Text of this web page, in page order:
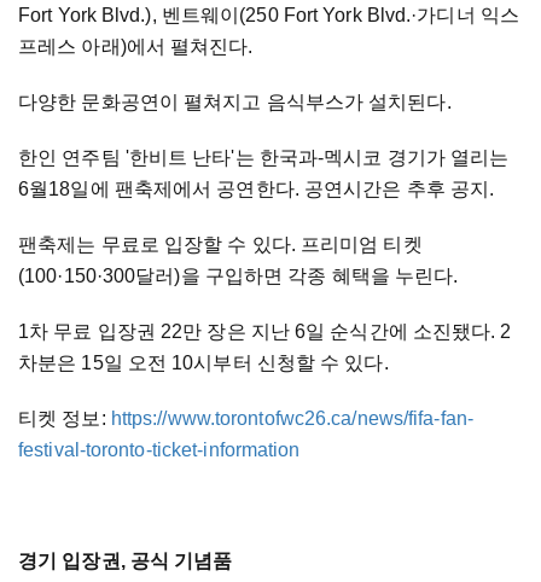
Fort York Blvd.), 벤트웨이(250 Fort York Blvd.·가디너 익스
프레스 아래)에서 펼쳐진다.
다양한 문화공연이 펼쳐지고 음식부스가 설치된다.
한인 연주팀 '한비트 난타'는 한국과-멕시코 경기가 열리는
6월18일에 팬축제에서 공연한다. 공연시간은 추후 공지.
팬축제는 무료로 입장할 수 있다. 프리미엄 티켓
(100·150·300달러)을 구입하면 각종 혜택을 누린다.
1차 무료 입장권 22만 장은 지난 6일 순식간에 소진됐다. 2
차분은 15일 오전 10시부터 신청할 수 있다.
티켓 정보: https://www.torontofwc26.ca/news/fifa-fan-
festival-toronto-ticket-information
경기 입장권, 공식 기념품